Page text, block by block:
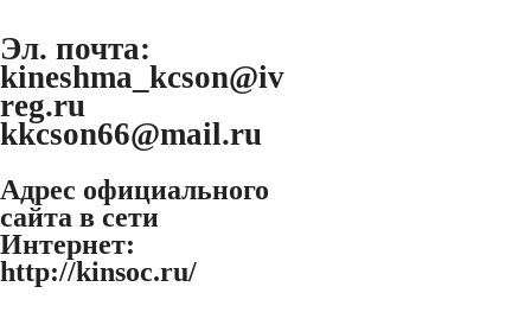
Эл. почта:
kineshma_kcson@iv
reg.ru
kkcson66@mail.ru
Адрес официального
сайта в сети
Интернет:
http://kinsoc.ru/